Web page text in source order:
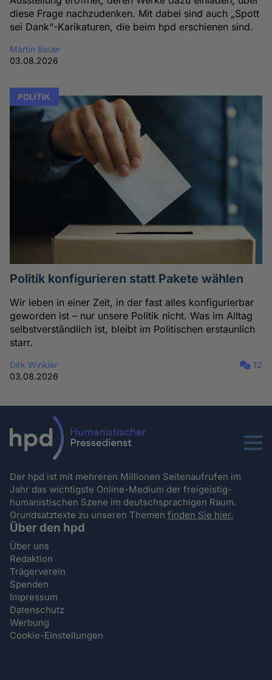
diese Frage nachzudenken. Mit dabei sind auch „Spott
sei Dank“-Karikaturen, die beim hpd erschienen sind.
Martin Bauer
03.08.2026
POLITIK
Politik konfigurieren statt Pakete wählen
Wir leben in einer Zeit, in der fast alles konfigurierbar
geworden ist – nur unsere Politik nicht. Was im Alltag
selbstverständlich ist, bleibt im Politischen erstaunlich
starr.
Dirk Winkler
03.08.2026
12
Menu
Der hpd ist mit mehreren Millionen Seitenaufrufen im
Jahr das wichtigste Online-Medium der freigeistig-
humanistischen Szene im deutschsprachigen Raum.
Grundsatztexte zu unseren Themenfinden Sie hier.
Über den hpd
Über uns
Redaktion
Trägerverein
Spenden
Impressum
Datenschutz
Werbung
Cookie-Einstellungen